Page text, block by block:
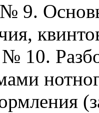
№ 9.
№ 10.